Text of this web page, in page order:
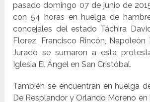
pasado domingo 07 de junio de
con 54 horas en huelga de
concejales del estado Táchira
Florez, Francisco Rincón, Napoleón
Jurado se sumaron a esta
Iglesia El Ángel en San Cristóbal.
También se encuentran en huelga
De Resplandor y Orlando Moreno